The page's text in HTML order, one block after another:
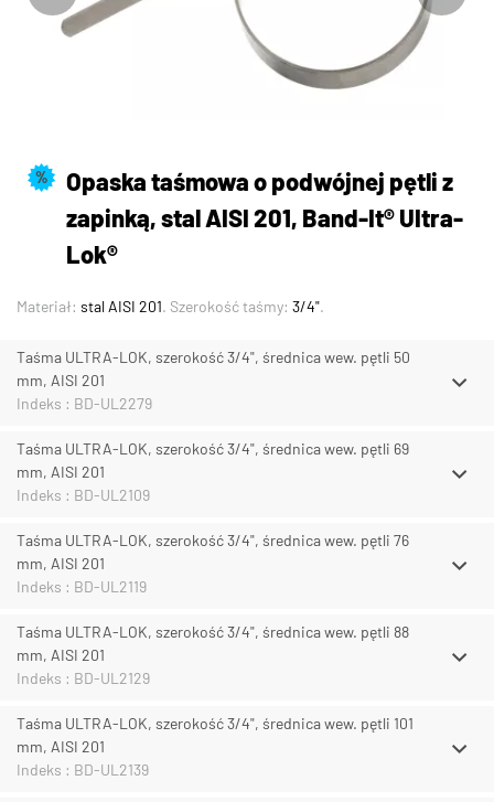
%
Opaska taśmowa o podwójnej pętli z
zapinką, stal AISI 201, Band-It® UItra-
Lok®
Materiał: stal AISI 201. Szerokość taśmy: 3/4".
Taśma ULTRA-LOK, szerokość 3/4", średnica wew. pętli 50
mm, AISI 201
Indeks : BD-UL2279
Taśma ULTRA-LOK, szerokość 3/4", średnica wew. pętli 69
mm, AISI 201
Indeks : BD-UL2109
Taśma ULTRA-LOK, szerokość 3/4", średnica wew. pętli 76
mm, AISI 201
Indeks : BD-UL2119
Taśma ULTRA-LOK, szerokość 3/4", średnica wew. pętli 88
mm, AISI 201
Indeks : BD-UL2129
Taśma ULTRA-LOK, szerokość 3/4", średnica wew. pętli 101
mm, AISI 201
Indeks : BD-UL2139